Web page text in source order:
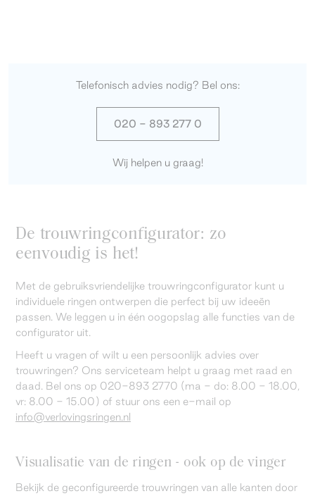
Telefonisch advies nodig? Bel ons:
020 - 893 277 0
Wij helpen u graag!
De trouwringconfigurator: zo
eenvoudig is het!
Met de gebruiksvriendelijke trouwringconfigurator kunt u
individuele ringen ontwerpen die perfect bij uw ideeën
passen. We leggen u in één oogopslag alle functies van de
configurator uit.
Heeft u vragen of wilt u een persoonlijk advies over
trouwringen? Ons serviceteam helpt u graag met raad en
daad. Bel ons op 020-893 2770 (ma - do: 8.00 - 18.00,
vr: 8.00 - 15.00) of stuur ons een e-mail op
info@verlovingsringen.nl
Visualisatie van de ringen - ook op de vinger
Bekijk de geconfigureerde trouwringen van alle kanten door